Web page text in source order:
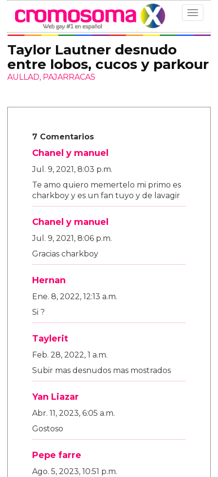
Toggle
Taylor Lautner desnudo
entre lobos, cucos y parkour
AULLAD, PAJARRACAS
7 Comentarios
Chanel y manuel
Jul. 9, 2021, 8:03 p.m.
Te amo quiero memertelo mi primo es
charkboy y es un fan tuyo y de lavagir
Chanel y manuel
Jul. 9, 2021, 8:06 p.m.
Gracias charkboy
Hernan
Ene. 8, 2022, 12:13 a.m.
Si ?
Taylerit
Feb. 28, 2022, 1 a.m.
Subir mas desnudos mas mostrados
Yan Liazar
Abr. 11, 2023, 6:05 a.m.
Gostoso
Pepe farre
Ago. 5, 2023, 10:51 p.m.